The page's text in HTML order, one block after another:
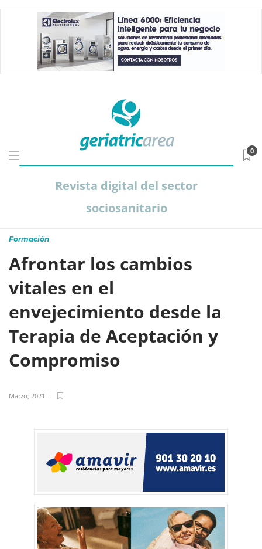
Revista digital del sector
sociosanitario
0
Formación
Afrontar los cambios
vitales en el
envejecimiento desde la
Terapia de Aceptación y
Compromiso
Marzo, 2021